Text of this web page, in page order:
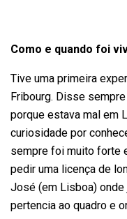
Como e quando foi
Tive uma primeira
Fribourg. Disse
porque estava mal em
curiosidade por
sempre foi muito forte
pedir uma licença de
José (em Lisboa) onde
pertencia ao quadro e